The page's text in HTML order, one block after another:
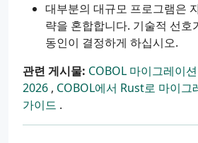
대부분의 대규모 프로그램은
략을 혼합합니다. 기술적 선호
동인이 결정하게 하십시오.
관련 게시물: COBOL 마이그레이
2026 , COBOL에서 Rust로 마이그
가이드 .